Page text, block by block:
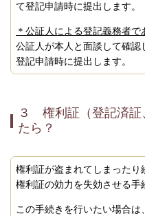
て登記申請時に提出します。
＊公証人による登記義務者
公証人が本人と面談して確
登記申請時に提出します。
３ 権利証（登記済証
たら？
権利証が盗まれてしまったり
権利証の効力を失効させる手
この手続きを行いたい場合